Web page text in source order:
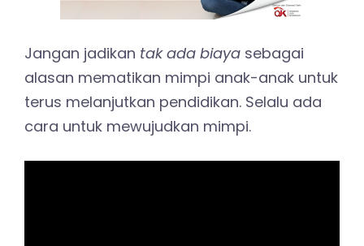
Jangan jadikan tak ada biaya sebagai
alasan mematikan mimpi anak-anak untuk
terus melanjutkan pendidikan. Selalu ada
cara untuk mewujudkan mimpi.